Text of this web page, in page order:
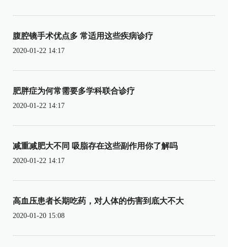
腹腔镜手术优点多 常适用这些疾病诊疗
2020-01-22 14:17
肥胖症为何常需要多学科联合诊疗
2020-01-22 14:17
减重减肥大不同 吸脂存在这些副作用你了解吗
2020-01-22 14:17
高血压患者长期吃药，对人体的伤害到底大不大
2020-01-20 15:08